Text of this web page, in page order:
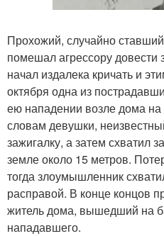
Прохожий, случайно
помешал агрессору довести
начал издалека кричать и
октября одна из
ею нападении возле дома
словам девушки,
зажигалку, а затем схватил
земле около 15 метров.
тогда злоумышленник
расправой. В конце концов
житель дома, вышедший на
нападавшего.